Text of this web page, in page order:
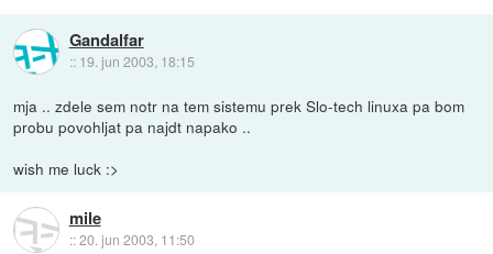
Gandalfar
:: 19. jun 2003, 18:15
mja .. zdele sem notr na tem sistemu prek Slo-tech linuxa pa bom
probu povohljat pa najdt napako ..
wish me luck :>
mile
::20. jun 2003, 11:50